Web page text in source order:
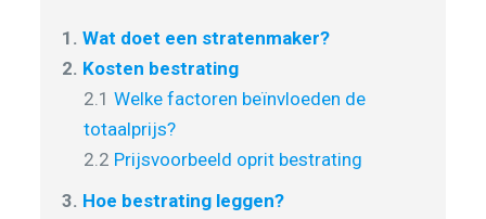
1. Wat doet een stratenmaker?
2. Kosten bestrating
2.1 Welke factoren beïnvloeden de
totaalprijs?
2.2 Prijsvoorbeeld oprit bestrating
3. Hoe bestrating leggen?